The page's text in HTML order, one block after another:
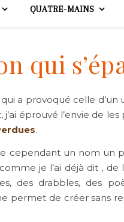
QUATRE-MAINS
qui
a provoqué celle d’un
éprouvé l’envie de
.
cependant un nom un
je l’ai déjà dit , de
des drabbles, des
permet de créer sans